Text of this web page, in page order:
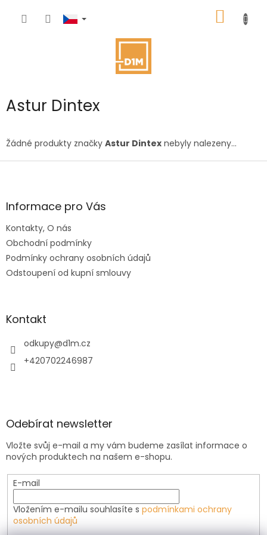
KOŠÍK
Astur Dintex
Žádné produkty značky Astur Dintex nebyly nalezeny...
Z
aInformace pro Vás
Kontakty, O nás
Obchodní podmínky
Podmínky ochrany osobních údajů
Odstoupení od kupní smlouvy
Kontakt
odkupy@d1m.cz
+420702246987
Odebírat newsletter
Vložte svůj e-mail a my vám budeme zasílat informace o
nových produktech na našem e-shopu.
E-mail
Vložením e-mailu souhlasíte s podmínkami ochrany
osobních údajů